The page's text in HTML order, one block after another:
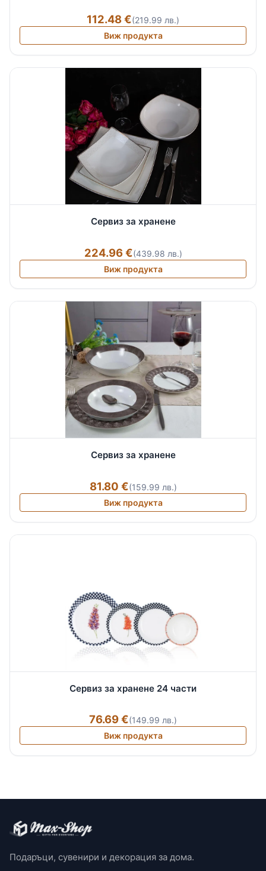
112.48 €(219.99 лв.)
Виж продукта
Сервиз за хранене
224.96 €(439.98 лв.)
Виж продукта
Сервиз за хранене
81.80 €(159.99 лв.)
Виж продукта
Сервиз за хранене 24 части
76.69 €(149.99 лв.)
Виж продукта
Подаръци, сувенири и декорация за дома.